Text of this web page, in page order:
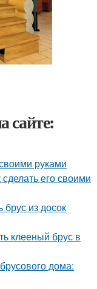
сайте:
руками
его своими
брус из досок
клееный брус в
дома: